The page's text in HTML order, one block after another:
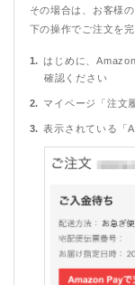
その場合は、お客様
下の操作でご注文を
はじめに、
確認ください
マイページ「注文
表示されている「